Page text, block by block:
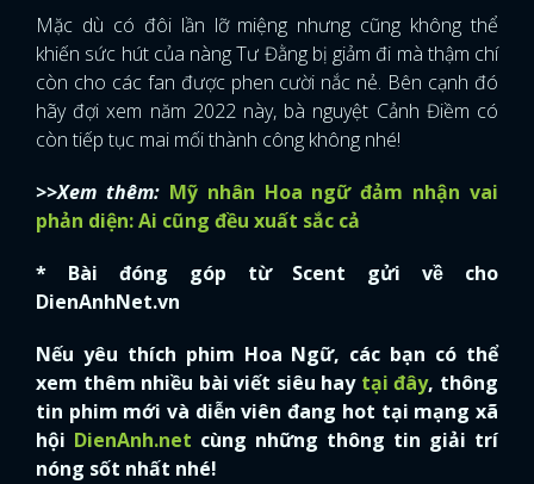
Mặc dù có đôi lần lỡ miệng nhưng cũng không thể
khiến sức hút của nàng Tư Đằng bị giảm đi mà thậm chí
còn cho các fan được phen cười nắc nẻ. Bên cạnh đó
hãy đợi xem năm 2022 này, bà nguyệt Cảnh Điềm có
còn tiếp tục mai mối thành công không nhé!
>>Xem thêm: Mỹ nhân Hoa ngữ đảm nhận vai
phản diện: Ai cũng đều xuất sắc cả
* Bài đóng góp từ Scent gửi về cho
DienAnhNet.vn
Nếu yêu thích phim Hoa Ngữ, các bạn có thể
xem thêm nhiều bài viết siêu hay tại đây, thông
tin phim mới và diễn viên đang hot tại mạng xã
hội DienAnh.net cùng những thông tin giải trí
nóng sốt nhất nhé!